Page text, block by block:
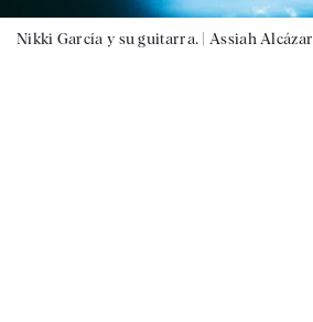
Nikki García y su guitarra. | Assiah Alcázar